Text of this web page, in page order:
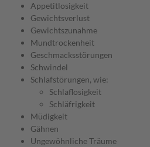
Appetitlosigkeit
Gewichtsverlust
Gewichtszunahme
Mundtrockenheit
Geschmacksstörungen
Schwindel
Schlafstörungen, wie:
Schlaflosigkeit
Schläfrigkeit
Müdigkeit
Gähnen
Ungewöhnliche Träume